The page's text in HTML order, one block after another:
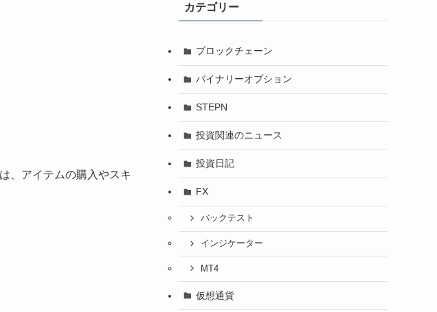
、アイテムの購入やスキ
カテゴリー
ブロックチェーン
バイナリーオプション
STEPN
投資関連のニュース
投資日記
FX
バックテスト
インジケーター
MT4
仮想通貨